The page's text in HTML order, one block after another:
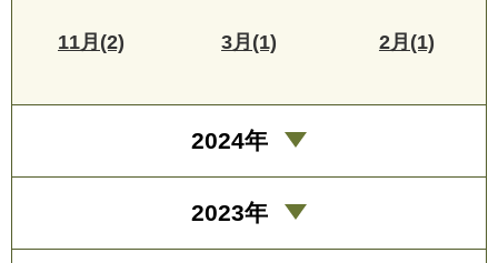
11月(2) 3月(1) 2月(1)
2024年
2023年